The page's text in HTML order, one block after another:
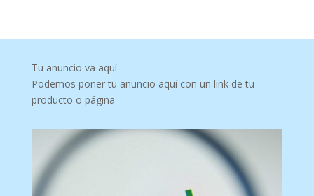
Tu anuncio va aquí
Podemos poner tu anuncio aquí con un link de tu
producto o página